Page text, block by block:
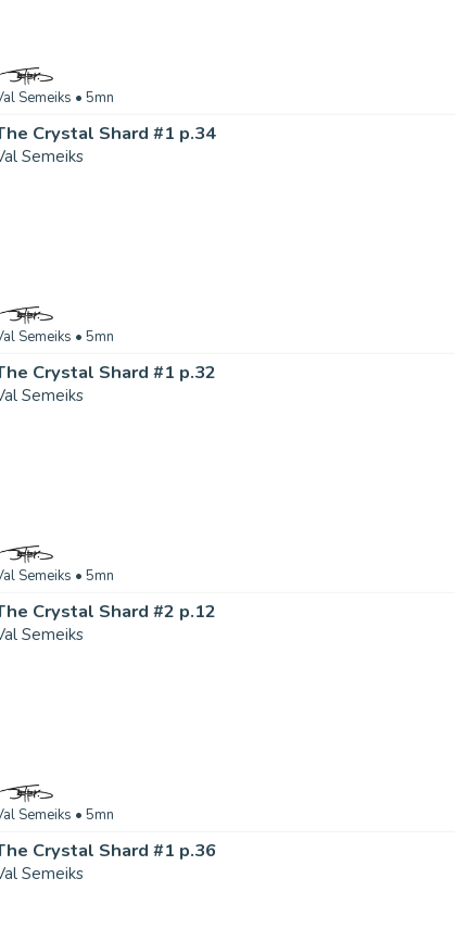
Semeiks • 5mn
Crystal Shard #1 p.34
Semeiks
Semeiks • 5mn
Crystal Shard #1 p.32
Semeiks
Semeiks • 5mn
Crystal Shard #2 p.12
Semeiks
Semeiks • 5mn
Crystal Shard #1 p.36
Semeiks